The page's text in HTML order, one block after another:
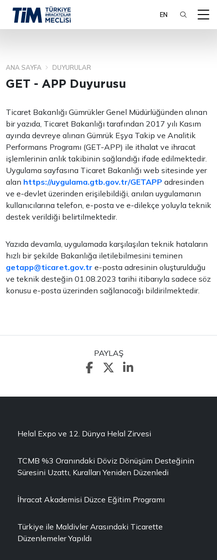
EN
ANA SAYFA DUYURULAR
GET - APP Duyurusu
Ticaret Bakanlığı Gümrükler Genel Müdürlüğünden alınan
bir yazıda, Ticaret Bakanlığı tarafından 2017 yılı Kasım
ayında devreye alınan Gümrük Eşya Takip ve Analitik
Performans Programı (GET-APP) ile ithalat ve ihracat
işlemlerinin anlık takibinin sağlandığı ifade edilmektedir.
Uygulama sayfasına Ticaret Bakanlığı web sitesinde yer
alan https://uygulama.gtb.gov.tr/GETAPP adresinden
ve e-devlet üzerinden erişilebildiği, anılan uygulamanın
kullanıcılarına telefon, e-posta ve e-dilekçe yoluyla teknik
destek verildiği belirtilmektedir.
Yazıda devamla, uygulamada karşılaşılan teknik hataların
hızlı bir şekilde Bakanlığa iletilebilmesini teminen
getapp@ticaret.gov.tr e-posta adresinin oluşturulduğu
ve teknik desteğin 01.08.2023 tarihi itibarıyla sadece söz
konusu e-posta üzerinden sağlanacağı bildirilmektedir.
PAYLAŞ
Helal Expo ve 12. Dünya Helal Zirvesi
TCMB %3 Oranındaki Döviz Dönüşüm Desteğinin
Süresini Uzattı, Kuralları Yeniden Düzenledi
İhracat Akademisi Düzce Eğitim Programı
Türkiye ile Maldivler Arasındaki Ticarette
Düzenlemeler Yapıldı